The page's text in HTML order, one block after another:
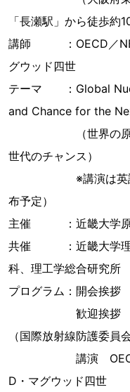
「長瀬駅」から徒歩約
講師 ：OECD／
グウッド四世
テーマ ：Global
and Chance for the
（世界の原子力
世代のチャンス）
※講演は英語で行
布予定）
主催 ：近畿大学原
共催 ：近畿大学理
科、理工学総合研究所
プログラム：開会挨
歓迎挨拶 近畿
（国際放射線防護委員
講演 OECD／
D・マグウッド四世